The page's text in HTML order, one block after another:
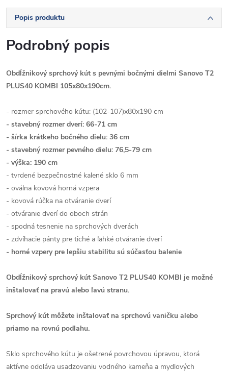
Popis produktu
Podrobný popis
Obdĺžnikový sprchový kút s pevnými bočnými dielmi Sanovo T2
PLUS40 KOMBI 105x80x190cm.
- rozmer sprchového kútu: (102-107)x80x190 cm
- stavebný rozmer dverí: 66-71 cm
- šírka krátkeho bočného dielu: 36 cm
- stavebný rozmer pevného dielu: 76,5-79 cm
- výška: 190 cm
- tvrdené bezpečnostné kalené sklo 6 mm
- oválna kovová horná vzpera
- kovová rúčka na otváranie dverí
- otváranie dverí do oboch strán
- spodná tesnenie na sprchových dverách
- zdvíhacie pánty pre tiché a ľahké otváranie dverí
- horné vzpery pre lepšiu stabilitu sú súčasťou balenie
Obdĺžnikový sprchový kút Sanovo T2 PLUS40 KOMBI je možné
inštalovať na pravú alebo ľavú stranu.
Sprchový kút môžete inštalovať na sprchovú vaničku alebo
priamo na rovnú podlahu.
Sklo sprchového kútu je ošetrené povrchovou úpravou, ktorá
aktívne odoláva usadzovaniu vodného kameňa a mydlových